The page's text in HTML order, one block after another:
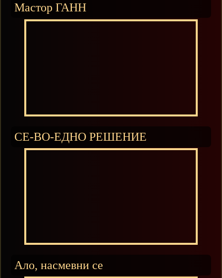
Мастор ГАНН
СЕ-ВО-ЕДНО РЕШЕНИЕ
Ало, насмевни се